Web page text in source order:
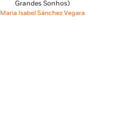
era:
13,95 €.
é:
12,55 €.
Grandes Sonhos)
Maria Isabel Sánchez Vegara